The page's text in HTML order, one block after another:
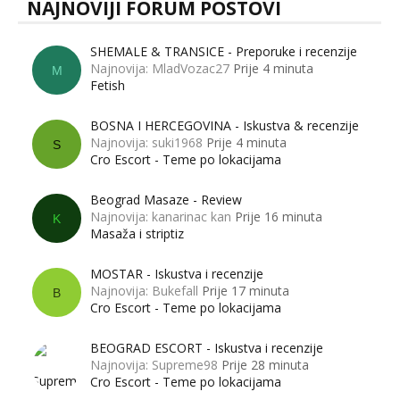
NAJNOVIJI FORUM POSTOVI
M
SHEMALE & TRANSICE - Preporuke i recenzije
Najnovija: MladVozac27 Prije 4 minuta
Fetish
S
BOSNA I HERCEGOVINA - Iskustva & recenzije
Najnovija: suki1968 Prije 4 minuta
Cro Escort - Teme po lokacijama
K
Beograd Masaze - Review
Najnovija: kanarinac kan Prije 16 minuta
Masaža i striptiz
B
MOSTAR - Iskustva i recenzije
Najnovija: Bukefall Prije 17 minuta
Cro Escort - Teme po lokacijama
BEOGRAD ESCORT - Iskustva i recenzije
Najnovija: Supreme98 Prije 28 minuta
Cro Escort - Teme po lokacijama